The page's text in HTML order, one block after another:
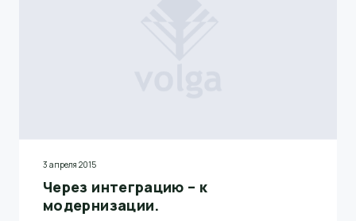
3 апреля 2015
Через интеграцию – к
модернизации.